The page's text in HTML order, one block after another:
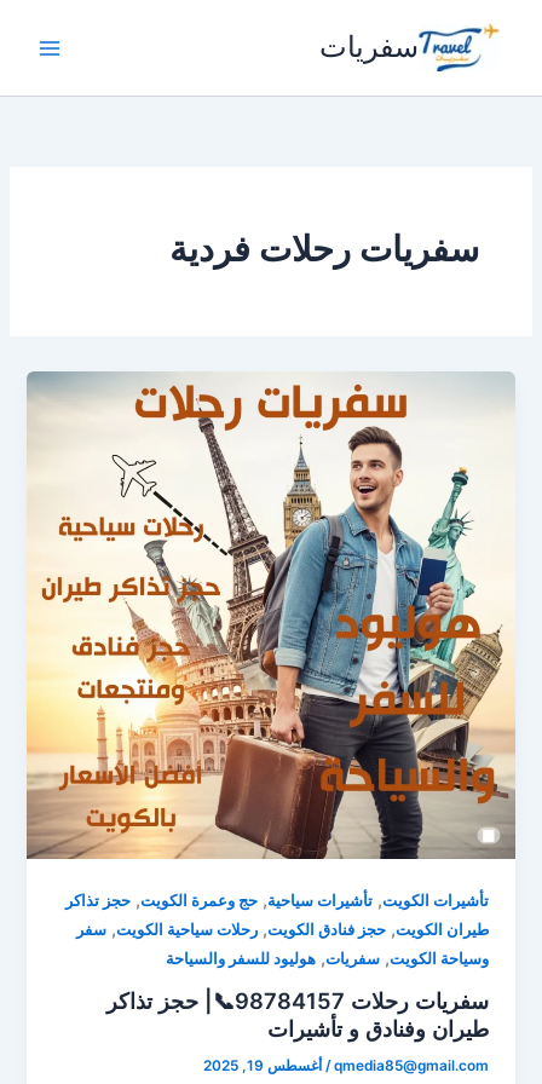
سفريات
سفريات رحلات فردية
تأشيرات الكويت,تأشيرات سياحية,حج وعمرة الكويت,حجز تذاكر
طيران الكويت,حجز فنادق الكويت,رحلات سياحية الكويت,سفر
وسياحة الكويت,سفريات,هوليود للسفر والسياحة
سفريات رحلات 98784157📞| حجز تذاكر
طيران وفنادق و تأشيرات
qmedia85@gmail.com
/أغسطس 19, 2025